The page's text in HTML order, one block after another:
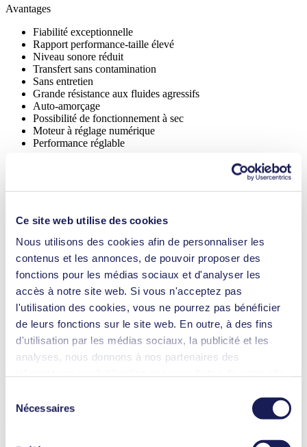
Ce site web utilise des cookies
Nous utilisons des cookies afin de personnaliser les
contenus et les annonces, de pouvoir proposer des
fonctions pour les médias sociaux et d'analyser les
accès à notre site web. Si vous n'acceptez pas
l'utilisation des cookies, vous ne pourrez pas bénéficier
de leurs fonctions sur le site web. En outre, à des fins
d'utilisation par les médias sociaux, la publicité et les
analyses, nous donnons à nos partenaires des
informations à d'autres données que vous leur avez
fournies ou qu'ils ont collectées dans le cadre de votre
utilisation des services. Vous pouvez à tout moment
Nécessaires
Avantages
Fiabilité exceptionnelle
Rapport performance-taille élevé
Niveau sonore réduit
Transfert sans contamination
Sans entretien
Grande résistance aux fluides agressifs
Auto-amorçage
Possibilité de fonctionnement à sec
Moteur à réglage numérique
Performance réglable
Certification NSF
Débit (max.)
Hauteur d'aspiration (max.)
3.5 mCE
Matériau des clapets, options
EPDM, FFKM
Matériau de la membrane, options
EPDM, PTFE
Matériau de la tête de pompe, options PP
Type de moteur, options
CC, Brushless DC
Impression à jet d’encre
Technologies médicales
Instruments d’analyse
Technologie climatique
Nettoyage et désinfection